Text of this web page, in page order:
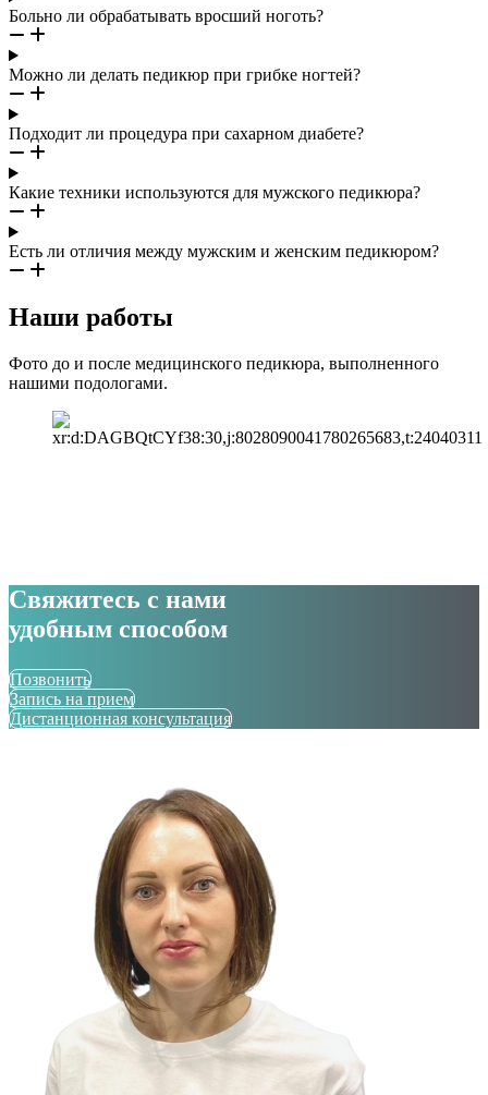
Больно ли обрабатывать вросший ноготь?
Можно ли делать педикюр при грибке ногтей?
Подходит ли процедура при сахарном диабете?
Какие техники используются для мужского педикюра?
Есть ли отличия между мужским и женским педикюром?
Наши работы
Фото до и после медицинского педикюра, выполненного
нашими подологами.
Свяжитесь с нами
удобным способом
Позвонить
Запись на прием
Дистанционная консультация